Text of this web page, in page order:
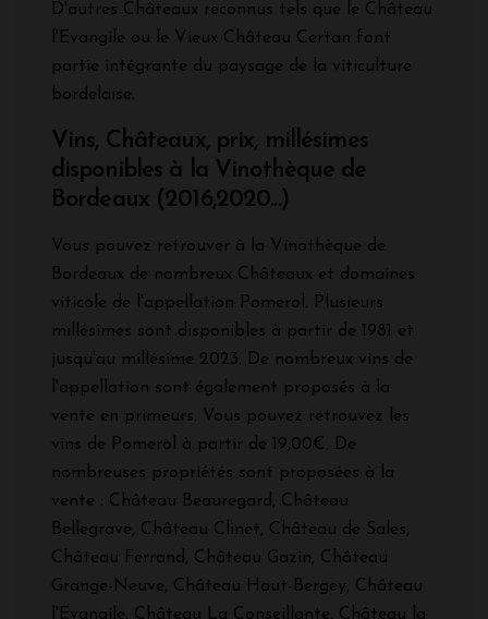
D'autres Châteaux reconnus tels que le Château
l'Evangile ou le Vieux Château Certan font
partie intégrante du paysage de la viticulture
bordelaise.
Vins, Châteaux, prix, millésimes
disponibles à la Vinothèque de
Bordeaux (2016,2020...)
Vous pouvez retrouver à la Vinothèque de
Bordeaux de nombreux Châteaux et domaines
viticole de l'appellation Pomerol. Plusieurs
millésimes sont disponibles à partir de 1981 et
jusqu'au millésime 2023. De nombreux vins de
l'appellation sont également proposés à la
vente en primeurs. Vous pouvez retrouvez les
vins de Pomerol à partir de 19,00€. De
nombreuses propriétés sont proposées à la
vente : Château Beauregard, Château
Bellegrave, Château Clinet, Château de Sales,
Château Ferrand, Château Gazin, Château
Grange-Neuve, Château Haut-Bergey, Château
l'Evangile, Château La Conseillante, Château la